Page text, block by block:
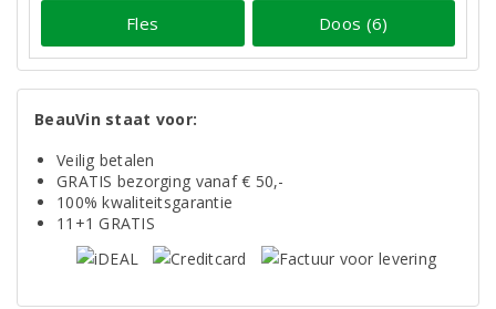
Fles Doos (6)
BeauVin staat voor:
Veilig betalen
GRATIS bezorging vanaf € 50,-
100% kwaliteitsgarantie
11+1 GRATIS